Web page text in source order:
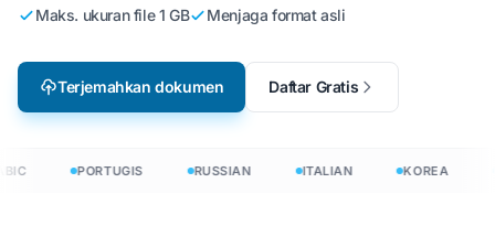
Maks. ukuran file 1 GB Menjaga format asli
Terjemahkan dokumen Daftar Gratis
PORTUGIS RUSSIAN ITALIAN KOREA